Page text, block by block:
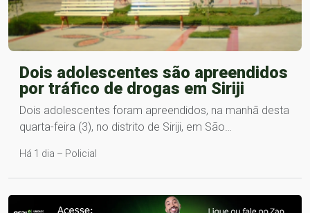
Dois adolescentes são apreendidos
por tráfico de drogas em Siriji
Dois adolescentes foram apreendidos, na manhã desta
quarta-feira (3), no distrito de Siriji, em São…
Há 1 dia – Policial